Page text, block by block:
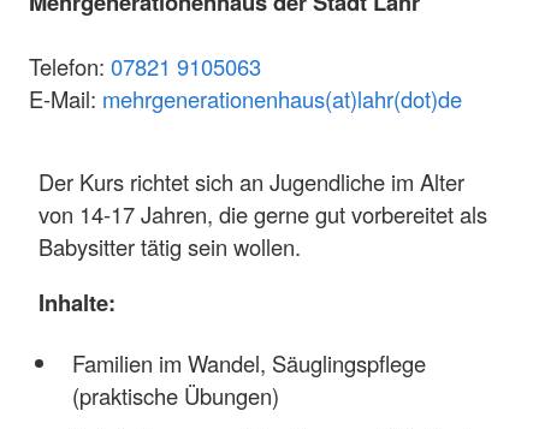
Telefon: 07821 9105063
E-Mail: mehrgenerationenhaus(at)lahr(dot)de
Der Kurs richtet sich an Jugendliche im Alter
von 14-17 Jahren, die gerne gut vorbereitet als
Babysitter tätig sein wollen.
Inhalte:
Familien im Wandel, Säuglingspflege
(praktische Übungen)